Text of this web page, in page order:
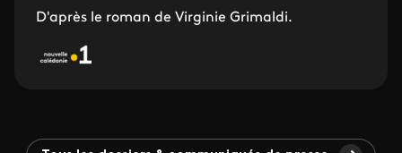
D'après le roman de Virginie Grimaldi.